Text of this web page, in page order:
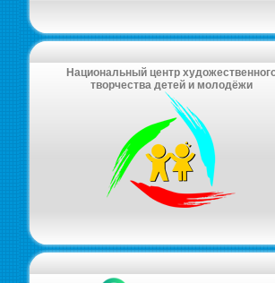
Национальный центр
творчества детей и молодёжи